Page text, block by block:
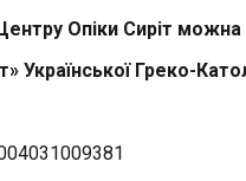
Опіки Сиріт можна
Української Греко-